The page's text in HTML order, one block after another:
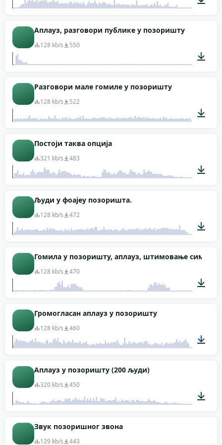
Аплауз, разговори публике у позоришту
128 kb/s 550
Разговори мале гомиле у позоришту
128 kb/s 522
Постоји таква опција
321 kb/s 483
Људи у фоајеу позоришта.
128 kb/s 472
02:03
Гомила у позоришту, аплауз, штимовање
128 kb/s 470
Громогласан аплауз у позоришту
128 kb/s 460
Аплауз у позоришту (200 људи)
320 kb/s 450
Звук позоришног звона
129 kb/s 443